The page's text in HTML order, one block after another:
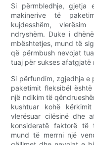
Si përmbledhje, gjetja
makinerive të
kujdesshëm,
ndryshëm. Duke i
mbështetjes, mund të
që përmbush nevojat
tuaj për sukses afatgjatë
Si përfundim, zgjedhja e
paketimit fleksibël
një ndikim të
kushtuar kohë
vlerësuar cilësinë dhe
konsideratë faktorë të
mund të merrni një